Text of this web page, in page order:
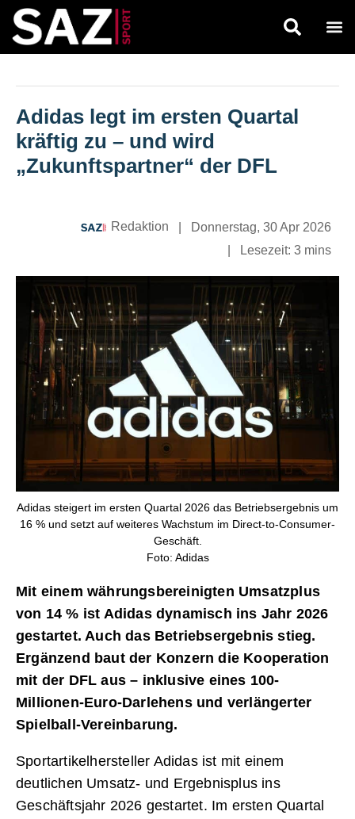
Adidas legt im ersten Quartal
kräftig zu – und wird
„Zukunftspartner“ der DFL
Redaktion
Donnerstag, 30 Apr 2026
Lesezeit: 3 mins
Adidas steigert im ersten Quartal 2026 das Betriebsergebnis um
16 % und setzt auf weiteres Wachstum im Direct-to-Consumer-
Geschäft.
Foto: Adidas
Mit einem währungsbereinigten Umsatzplus
von 14 % ist Adidas dynamisch ins Jahr 2026
gestartet. Auch das Betriebsergebnis stieg.
Ergänzend baut der Konzern die Kooperation
mit der DFL aus – inklusive eines 100-
Millionen-Euro-Darlehens und verlängerter
Spielball-Vereinbarung.
Sportartikelhersteller Adidas ist mit einem
deutlichen Umsatz- und Ergebnisplus ins
Geschäftsjahr 2026 gestartet. Im ersten Quartal